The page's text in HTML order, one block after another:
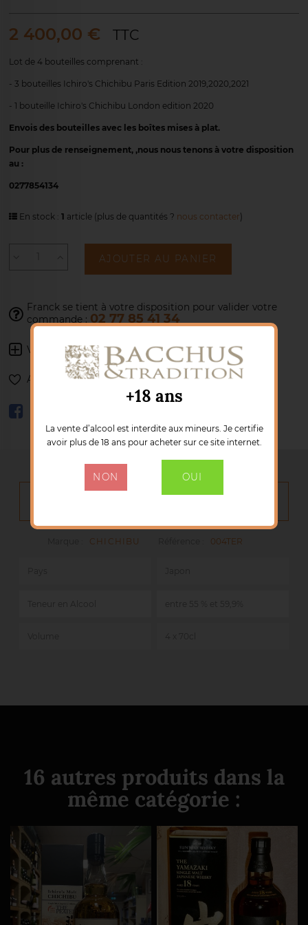
2 400,00 € TTC
Lot de 4 bouteilles comprenant :
- 3 bouteilles Ichiro's Chichibu Paris Edition 2019,2020,2021
- 1 bouteille Ichiro's Chichibu London edition 2020
Envois des bouteilles avec les boîtes mises à plat.
Pour plus de renseignement, ,nous nous tenons à votre disposition
au :
0277854134
En stock : 1 article(plus de quantités ? nous contacter)
AJOUTER AU PANIER
Franck se tient à votre disposition pour valider votre
commande : 02 77 85 41 34
Voir les autres produits : CHICHIBU
Ajouter à ma liste de souhaits
CHICHIBU 004TER
16 autres produits dans la
même catégorie :
+18 ans
La vente d’alcool est interdite aux mineurs. Je certifie
avoir plus de 18 ans pour acheter sur ce site internet.
NON OUI